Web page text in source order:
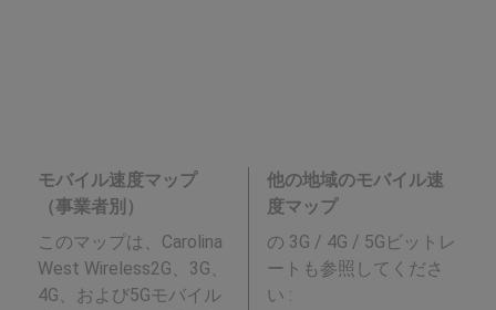
モバイル速度マップ
（事業者別）
このマップは、Carolina
West Wireless2G、3G、
4G、および5Gモバイル
他の地域のモバイル速
度マップ
の 3G / 4G / 5Gビットレ
ートも参照してくださ
い :